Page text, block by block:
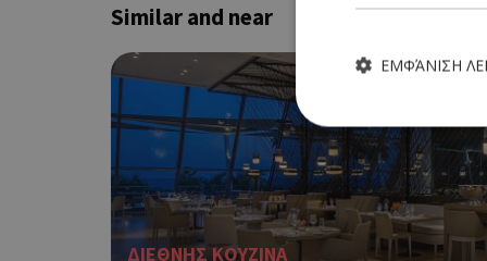
Similar and near
ΔΙΕΘΝΗΣ ΚΟΥΖΙΝΑ
ΕΜΦΆΝΙΣΗ
Τα απολύτως
ιστότοπος δεν μπορεί